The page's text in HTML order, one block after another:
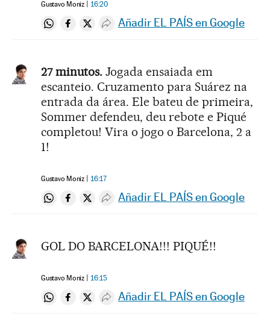
Gustavo Moniz 16:20
Compartir en Whatsapp
Compartir en Facebook
Compartir en Twitter
Desplegar Redes Sociales
Añadir EL PAÍS en Google
27 minutos. Jogada ensaiada em
escanteio. Cruzamento para Suárez na
entrada da área. Ele bateu de primeira,
Sommer defendeu, deu rebote e Piqué
completou! Vira o jogo o Barcelona, 2 a
1!
Gustavo Moniz 16:17
Compartir en Whatsapp
Compartir en Facebook
Compartir en Twitter
Desplegar Redes Sociales
Añadir EL PAÍS en Google
GOL DO BARCELONA!!! PIQUÉ!!
Gustavo Moniz 16:15
Compartir en Whatsapp
Compartir en Facebook
Compartir en Twitter
Desplegar Redes Sociales
Añadir EL PAÍS en Google